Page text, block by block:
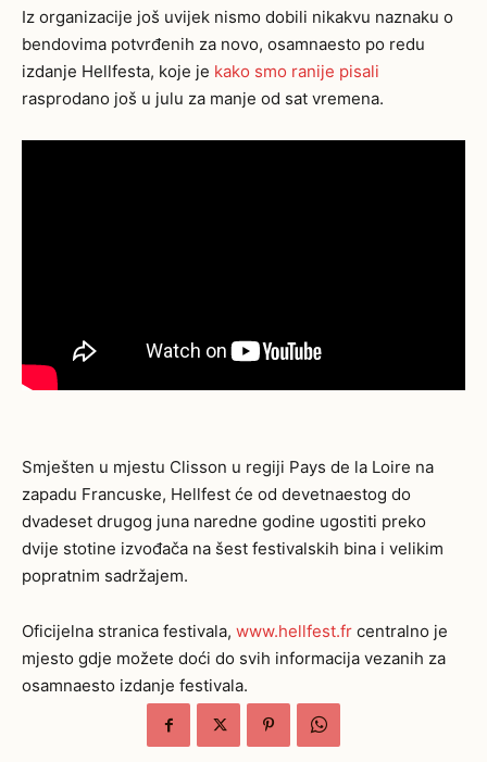
Iz organizacije još uvijek nismo dobili nikakvu naznaku o
bendovima potvrđenih za novo, osamnaesto po redu
izdanje Hellfesta, koje je kako smo ranije pisali
rasprodano još u julu za manje od sat vremena.
Smješten u mjestu Clisson u regiji Pays de la Loire na
zapadu Francuske, Hellfest će od devetnaestog do
dvadeset drugog juna naredne godine ugostiti preko
dvije stotine izvođača na šest festivalskih bina i velikim
popratnim sadržajem.
Oficijelna stranica festivala, www.hellfest.fr centralno je
mjesto gdje možete doći do svih informacija vezanih za
osamnaesto izdanje festivala.